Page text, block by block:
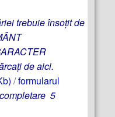
trebuie însoțit de
de aici.
/formularul
5